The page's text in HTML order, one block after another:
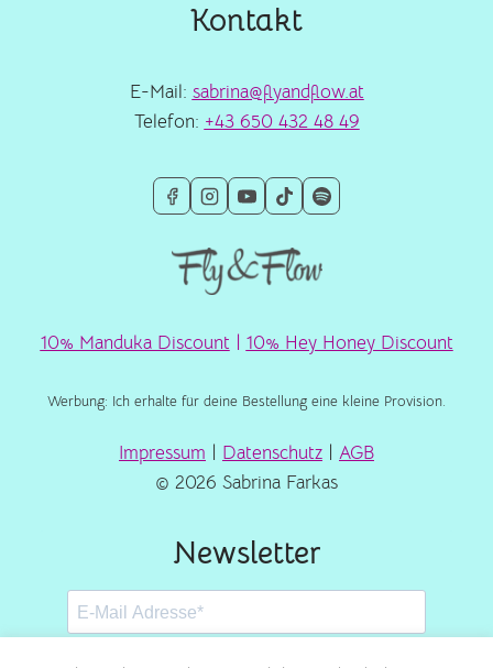
Kontakt
E-Mail: sabrina@flyandflow.at
Telefon: +43 650 432 48 49
10% Manduka Discount 10% Hey Honey Discount
Werbung: Ich erhalte für deine Bestellung eine kleine Provision.
Impressum Datenschutz
AGB
© 2026 Sabrina Farkas
Newsletter